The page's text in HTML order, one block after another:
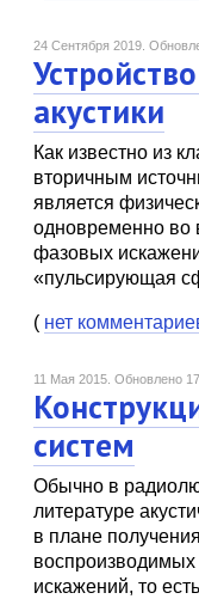
24 Сентября 2019.
акустики
Как известно из
вторичным
является
одновременно во
фазовых
«пульсирующая
( нет
11 Мая 2015. Обновлено
систем
Обычно в
литературе
в плане
искажений, то